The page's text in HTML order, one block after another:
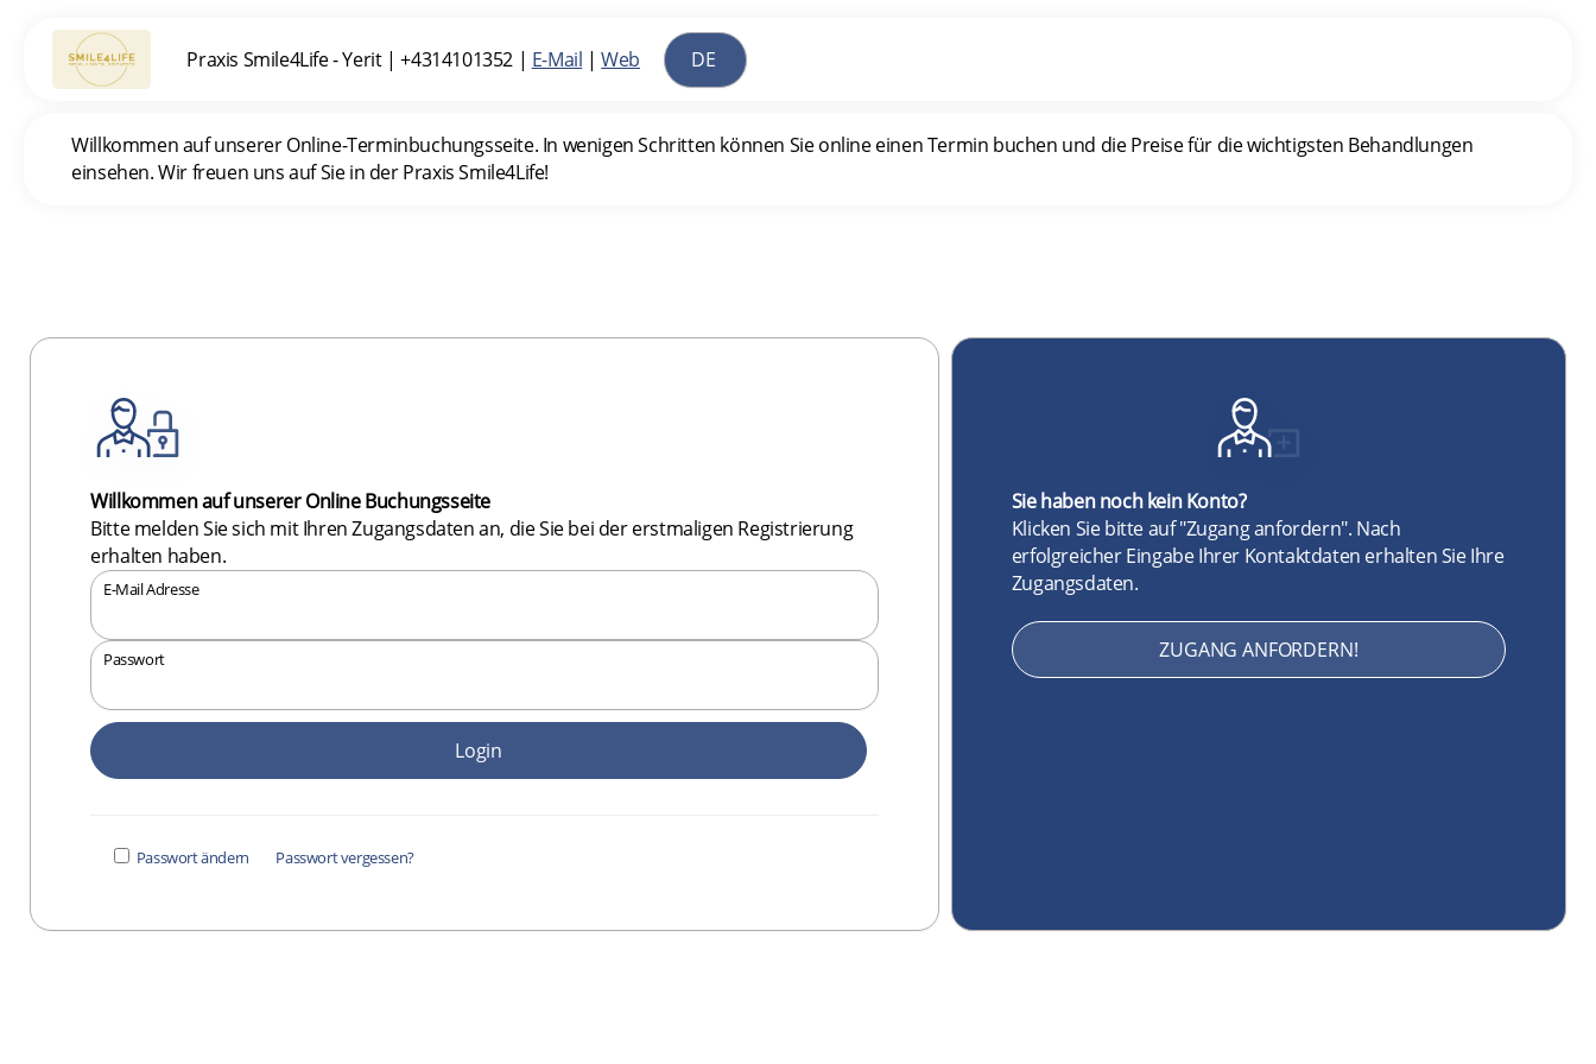
Praxis Smile4Life - Yerit|+4314101352| E-Mail |Web
Willkommen auf unserer Online-Terminbuchungsseite. In wenigen Schritten können Sie online einen Termin buchen und die Preise für die wichtigsten Behandlungen
einsehen. Wir freuen uns auf Sie in der Praxis Smile4Life!
Willkommen auf unserer Online Buchungsseite
Bitte melden Sie sich mit Ihren Zugangsdaten an, die Sie bei der erstmaligen Registrierung
erhalten haben.
E-Mail Adresse
Passwort
Login
Passwort ändern Passwort vergessen?
Sie haben noch kein Konto?
Klicken Sie bitte auf "Zugang anfordern". Nach
erfolgreicher Eingabe Ihrer Kontaktdaten erhalten Sie Ihre
Zugangsdaten.
ZUGANG ANFORDERN!